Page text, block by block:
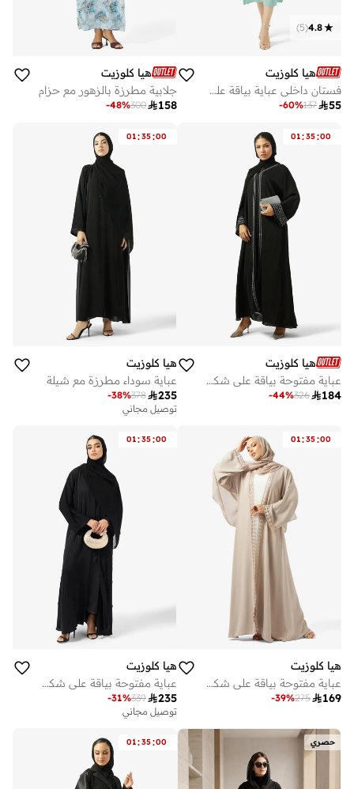
4.8
(
5
)
هيا كلوزيت
فستان داخلي عباية بياقة على شكل حرف وطيات عند الخصر
55
137
-60%
هيا كلوزيت
جلابية مطرزة بالزهور مع حزام
158
300
-48%
01:35:00
هيا كلوزيت
عباية مفتوحة بياقة على شكل حرف مزينة بالدانتيل
184
326
-44%
01:35:00
هيا كلوزيت
عباية سوداء مطرزة مع شيلة
235
378
-38%
توصيل مجاني
01:35:00
هيا كلوزيت
عباية مفتوحة بياقة على شكل حرف وتفاصيل دانتيل
169
275
-39%
01:35:00
هيا كلوزيت
عباية مفتوحة بياقة على شكل حرف مزينة
235
339
-31%
توصيل مجاني
حصري 01:35:00